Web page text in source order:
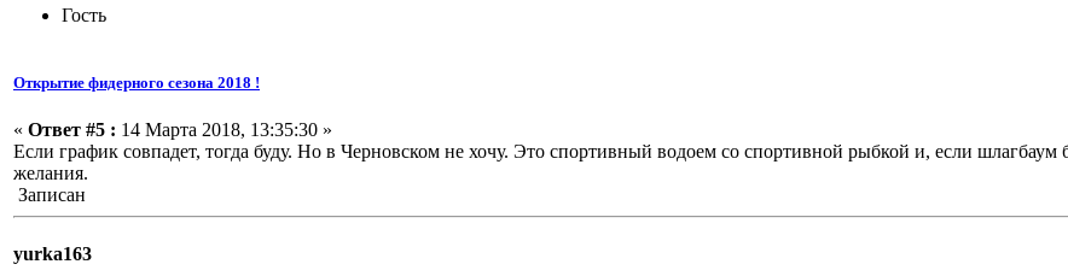
Гость
Открытие фидерного сезона 2018 !
« Ответ #5 : 14 Марта 2018, 13:35:30 »
Если график совпадет, тогда буду. Но в Черновском не хочу. Это спортивный водоем со спортивной рыбкой и, если шлагбаум
желания.
Записан
yurka163